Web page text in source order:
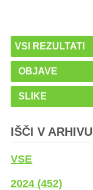
VSI REZULTATI
OBJAVE
SLIKE
IŠČI V ARHIVU
VSE
2024 (452)